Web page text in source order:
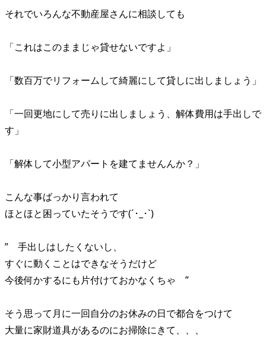
それでいろんな不動産屋さんに相談しても
「これはこのままじゃ貸せないですよ」
「数百万でリフォームして綺麗にして貸しに出しましょう」
「一回更地にして売りに出しましょう、解体費用は手出しで
す」
「解体して小型アパートを建てませんんか？」
こんな事ばっかり言われて
ほとほと困っていたそうです(´･_･`)
” 手出しはしたくないし、
すぐに動くことはできなそうだけど
今後何かするにも片付けておかなくちゃ ”
そう思って月に一回自分のお休みの日で都合をつけて
大量に家財道具があるのにお掃除にきて、、、